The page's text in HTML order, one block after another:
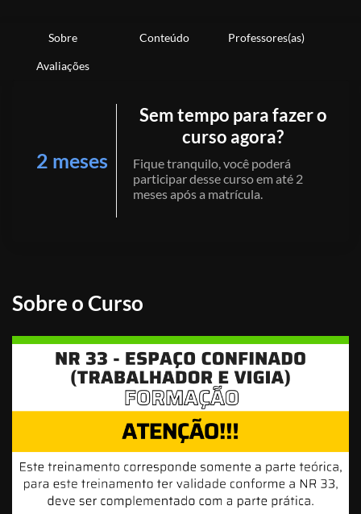
Sobre Conteúdo Professores(as)
Avaliações
2 meses
Sem tempo para fazer o
curso agora?
Fique tranquilo, você poderá
participar desse curso em até 2
meses após a matrícula.
Sobre o Curso